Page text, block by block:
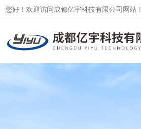
您好！欢迎访问成都亿宇科技有限公司网站！